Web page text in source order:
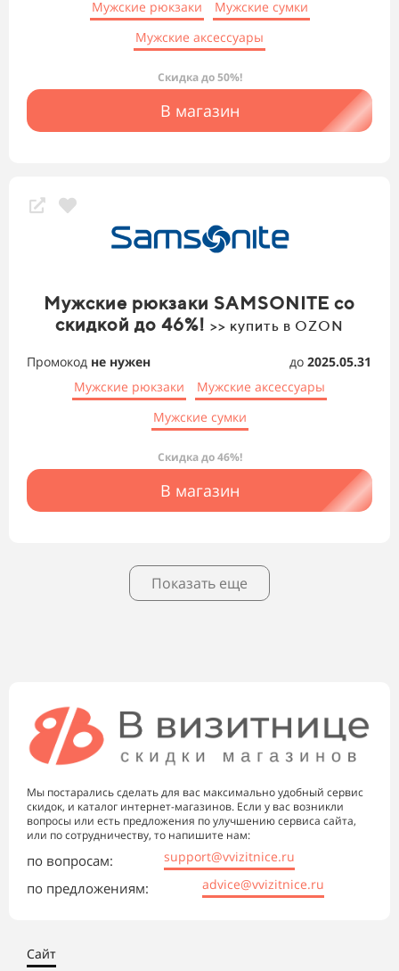
Мужские рюкзаки
Мужские сумки
Мужские аксессуары
Скидка до 50%!
В магазин
Мужские рюкзаки SAMSONITE со
скидкой до 46%! >> купить в OZON
Промокод не нужен до 2025.05.31
Мужские рюкзаки
Мужские аксессуары
Мужские сумки
Скидка до 46%!
В магазин
Показать еще
Мы постарались сделать для вас максимально удобный сервис
скидок, и каталог интернет-магазинов. Если у вас возникли
вопросы или есть предложения по улучшению сервиса сайта,
или по сотрудничеству, то напишите нам:
по вопросам: support@vvizitnice.ru
по предложениям: advice@vvizitnice.ru
Сайт